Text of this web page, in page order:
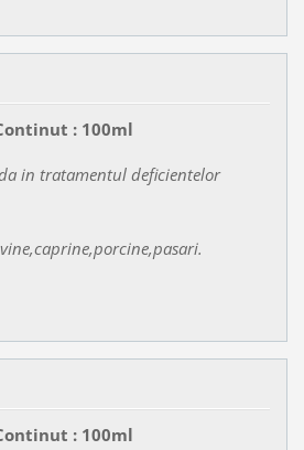
: 100ml
in tratamentul deficientelor
: 100ml